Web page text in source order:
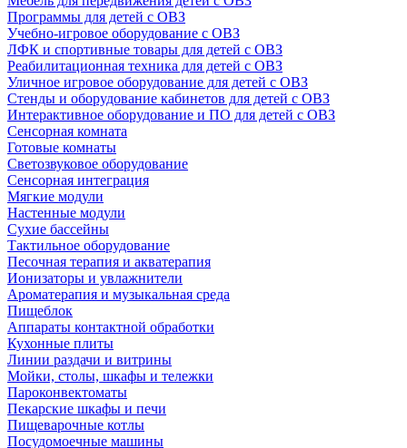
Программы для детей с ОВЗ
Учебно-игровое оборудование с ОВЗ
ЛФК и спортивные товары для детей с ОВЗ
Реабилитационная техника для детей с ОВЗ
Уличное игровое оборудование для детей с ОВЗ
Стенды и оборудование кабинетов для детей с ОВЗ
Интерактивное оборудование и ПО для детей с ОВЗ
Сенсорная комната
Готовые комнаты
Светозвуковое оборудование
Сенсорная интеграция
Мягкие модули
Настенные модули
Сухие бассейны
Тактильное оборудование
Песочная терапия и акватерапия
Ионизаторы и увлажнители
Ароматерапия и музыкальная среда
Пищеблок
Аппараты контактной обработки
Кухонные плиты
Линии раздачи и витрины
Мойки, столы, шкафы и тележки
Пароконвектоматы
Пекарские шкафы и печи
Пищеварочные котлы
Посудомоечные машины